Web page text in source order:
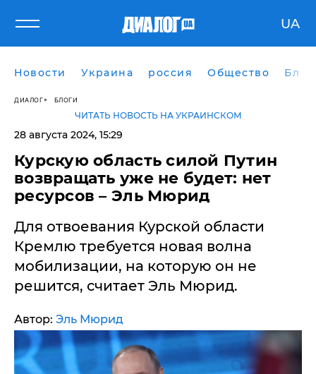
UA
Новости Украина россия Общество
ДИАЛОГ БЛОГИ
ЧИТАТЬ НОВОСТЬ НА УКРАИНСКОМ
28 августа 2024, 15:29
​Курскую область силой Путин
возвращать уже не будет: нет
ресурсов – Эль Мюрид
Для отвоевания Курской области
Кремлю требуется новая волна
мобилизации, на которую он не
решится, считает Эль Мюрид.
Автор: Эль Мюрид